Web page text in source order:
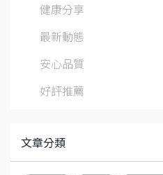
健康分享
最新動態
安心品質
好評推薦
文章分類